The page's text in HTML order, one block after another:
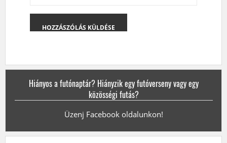
Hiányos a futónaptár? Hiányzik egy futóverseny vagy egy
közösségi futás?
Üzenj Facebook oldalunkon!